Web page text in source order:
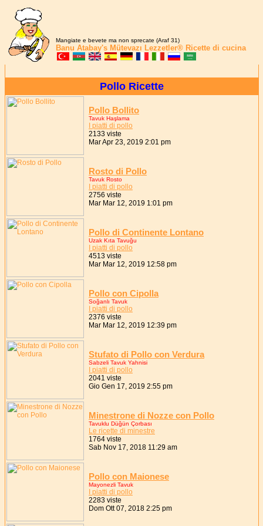
Mangiate e bevete ma non sprecate (Araf 31)
Banu Atabay's Mütevazı Lezzetler® Ricette di cucina
Pollo Ricette
Pollo Bollito
Tavuk Haşlama
I piatti di pollo
2133 viste
Mar Apr 23, 2019 2:01 pm
Rosto di Pollo
Tavuk Rosto
I piatti di pollo
2756 viste
Mar Mar 12, 2019 1:01 pm
Pollo di Continente Lontano
Uzak Kıta Tavuğu
I piatti di pollo
4513 viste
Mar Mar 12, 2019 12:58 pm
Pollo con Cipolla
Soğanlı Tavuk
I piatti di pollo
2376 viste
Mar Mar 12, 2019 12:39 pm
Stufato di Pollo con Verdura
Sabzeli Tavuk Yahnisi
I piatti di pollo
2041 viste
Gio Gen 17, 2019 2:55 pm
Minestrone di Nozze con Pollo
Tavuklu Düğün Çorbası
Le ricette di minestre
1764 viste
Sab Nov 17, 2018 11:29 am
Pollo con Maionese
Mayonezli Tavuk
I piatti di pollo
2283 viste
Dom Ott 07, 2018 2:25 pm